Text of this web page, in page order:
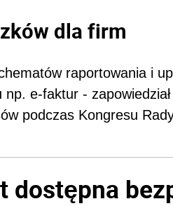
dla firm
raportowania i
np. e-faktur -
podczas Kongresu
dostępna